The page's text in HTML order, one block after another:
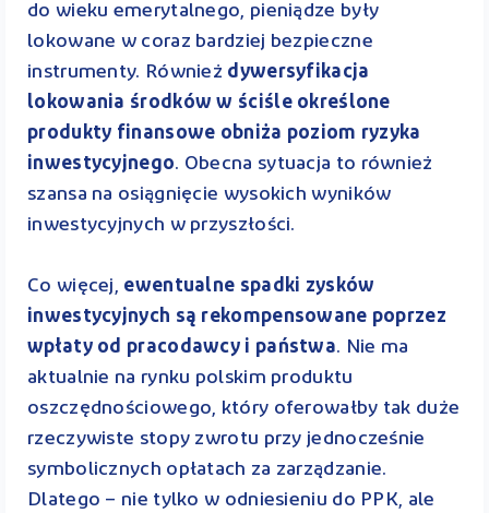
do wieku emerytalnego, pieniądze były
lokowane w coraz bardziej bezpieczne
instrumenty. Również dywersyfikacja
lokowania środków w ściśle określone
produkty finansowe obniża poziom ryzyka
inwestycyjnego. Obecna sytuacja to również
szansa na osiągnięcie wysokich wyników
inwestycyjnych w przyszłości.
Co więcej, ewentualne spadki zysków
inwestycyjnych są rekompensowane poprzez
wpłaty od pracodawcy i państwa. Nie ma
aktualnie na rynku polskim produktu
oszczędnościowego, który oferowałby tak duże
rzeczywiste stopy zwrotu przy jednocześnie
symbolicznych opłatach za zarządzanie.
Dlatego – nie tylko w odniesieniu do PPK, ale